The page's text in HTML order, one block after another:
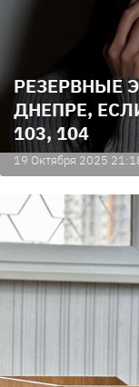
РЕЗЕРВНЫЕ
ДНЕПРЕ,
103, 104
19 Октября 2025